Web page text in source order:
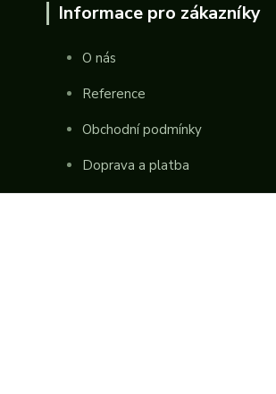
Informace pro zákazníky
O nás
Reference
Obchodní podmínky
Doprava a platba